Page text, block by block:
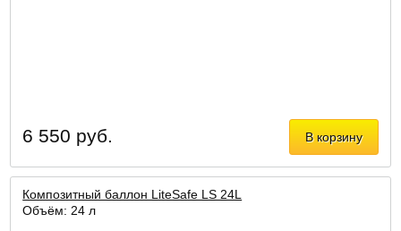
В корзину
6 550 руб.
Композитный баллон LiteSafe LS 24L
Объём: 24 л